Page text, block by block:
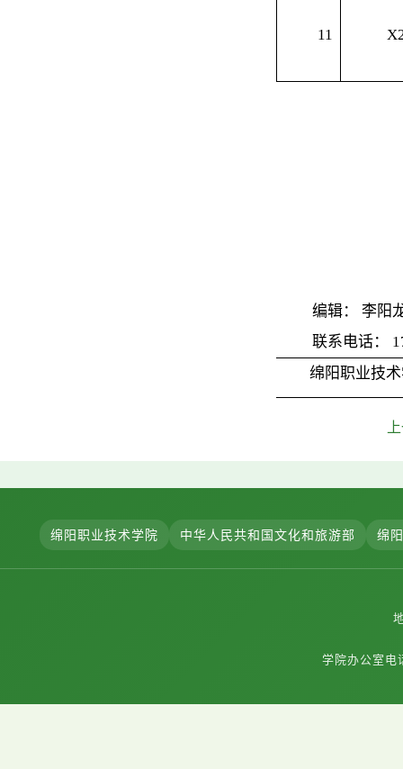
11
编辑：
李阳
联系电话：
1
绵阳职业技
绵阳职业技术学院 中华人民共和国文化和旅游部 绵
学院办公室